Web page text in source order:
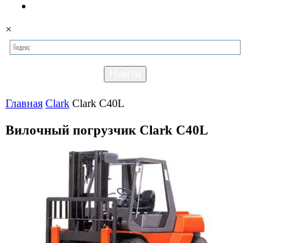
×
Главная Clark Clark C40L
Вилочный погрузчик Clark C40L